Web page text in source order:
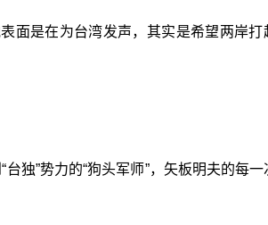
面是在为台湾发声，其实是希望两岸打
独”势力的“狗头军师”，矢板明夫的每